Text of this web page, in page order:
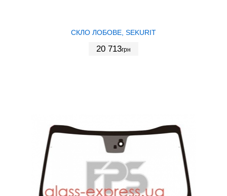
СКЛО ЛОБОВЕ, SEKURIT
20 713грн